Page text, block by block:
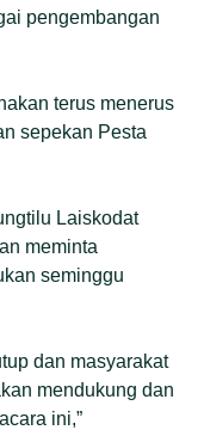
pengembangan
terus menerus
sepekan Pesta
Laiskodat
meminta
seminggu
dan masyarakat
mendukung dan
ini,”